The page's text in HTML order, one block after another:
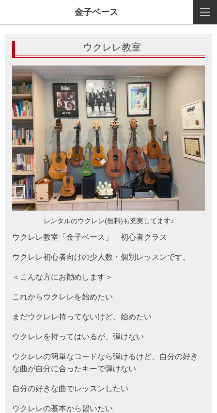
金子ベース
ウクレレ教室
レンタルのウクレレ(無料)も充実してます♪
ウクレレ教室「金子ベース」 初心者クラス
ウクレレ初心者向けの少人数・個別レッスンです。
＜こんな方にお勧めします＞
これからウクレレを始めたい
まだウクレレ持ってないけど、始めたい
ウクレレを持ってはいるが、弾けない
ウクレレの簡単なコードなら弾けるけど、自分の好き
な曲が自分に合ったキーで弾けない
自分の好きな曲でレッスンしたい
ウクレレの基本から習いたい